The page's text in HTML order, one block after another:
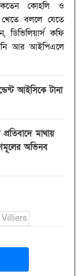
কোহলি ও
খেতে বললে যেতে
ডিভিলিয়ার্স কফি
আর আইপিএলে
আইসিকে টানা
প্রতিবাদে মাথায়
অভিনব